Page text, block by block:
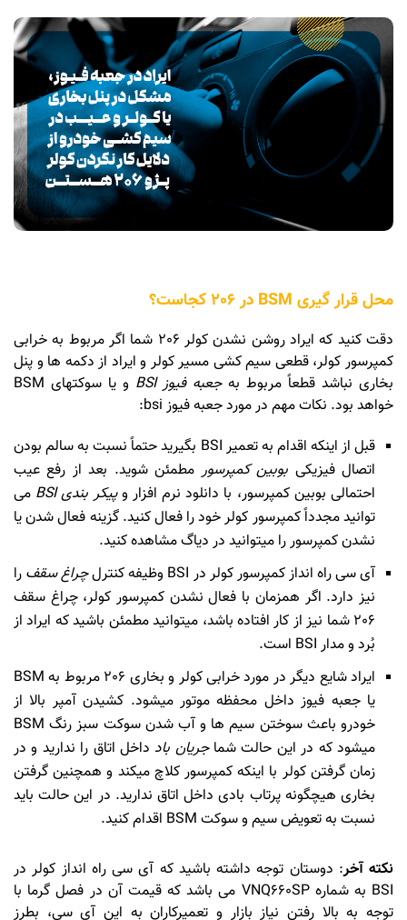
محل قرار گیری BSM در 206 کجاست؟
دقت کنید که ایراد روشن نشدن کولر 206 شما اگر مربوط به خرابی
کمپرسور کولر، قطعی سیم کشی مسیر کولر و ایراد از دکمه ها و پنل
بخاری نباشد قطعاً مربوط بهجعبه فیوز BSI
و یا سوکتهای BSM
خواهد بود. نکات مهم در مورد جعبه فیوز bsi:
قبل از اینکه اقدام به تعمیر BSI بگیرید حتماً نسبت به سالم بودن
اتصال فیزیکی بوبین کمپرسورمطمئن شوید. بعد از رفع عیب
احتمالی بوبین کمپرسور، با دانلود نرم افزار وپیکر بندی BSI
می
توانید مجدداً کمپرسور کولر خود را فعال کنید. گزینه فعال شدن یا
نشدن کمپرسور را میتوانید در دیاگ مشاهده کنید.
آی سی راه انداز کمپرسور کولر در BSI وظیفه کنترل
چراغ سقف را
نیز دارد. اگر همزمان با فعال نشدن کمپرسور کولر، چراغ سقف
206 شما نیز از کار افتاده باشد، میتوانید مطمئن باشید که ایراد از
بُرد و مدار BSI است.
ایراد شایع دیگر در مورد خرابی کولر و بخاری 206 مربوط به BSM
یا جعبه فیوز داخل محفظه موتور میشود. کشیدن آمپر بالا از
خودرو باعث سوختن سیم ها و آب شدن سوکت سبز رنگ BSM
میشود که در این حالت شماجریان باد داخل اتاق را ندارید و در
زمان گرفتن کولر با اینکه کمپرسور کلاچ میکند و همچنین گرفتن
بخاری هیچگونه پرتاب بادی داخل اتاق ندارید. در این حالت باید
نسبت به تعویض سیم و سوکت BSM اقدام کنید.
نکته آخر: دوستان توجه داشته باشید که آی سی راه انداز کولر در
BSI به شماره VNQ660SP می باشد که قیمت آن در فصل گرما با
توجه به بالا رفتن نیاز بازار و تعمیرکاران به این آی سی، بطرز